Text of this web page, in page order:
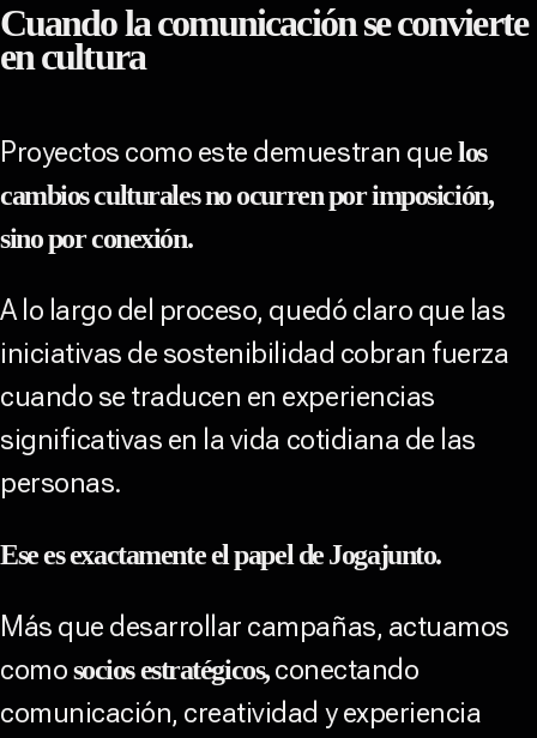
Cuando la comunicación se convierte
en cultura
Proyectos como este demuestran quelos
cambios culturales no ocurren por imposición,
sino por conexión.
A lo largo del proceso, quedó claro que las
iniciativas de sostenibilidad cobran fuerza
cuando se traducen en experiencias
significativas en la vida cotidiana de las
personas.
Ese es exactamente el papel de Jogajunto.
Más que desarrollar campañas, actuamos
comosocios estratégicos,conectando
comunicación, creatividad y experiencia